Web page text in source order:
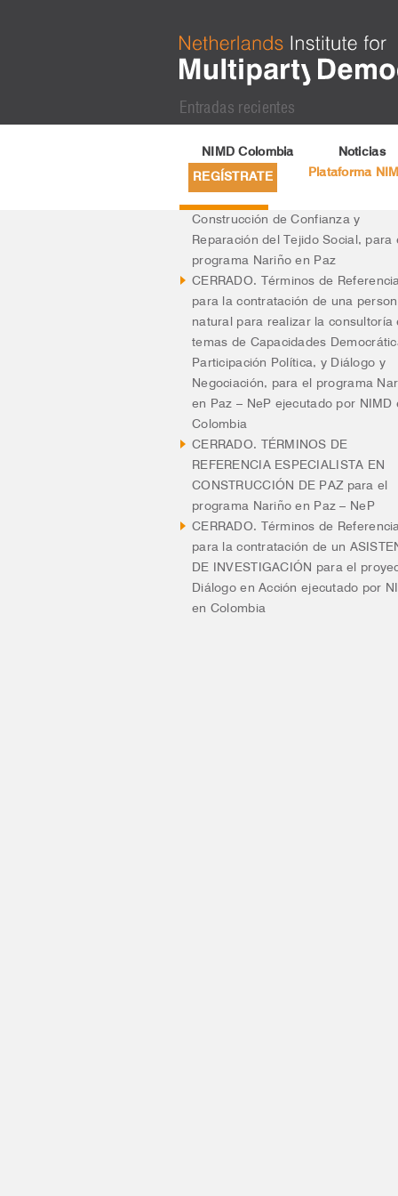
NIMD Colombia
Noticias
REGÍSTRATE
Plataforma
Entradas recientes
Términos de Referencia para la
contratación de una persona
Construcción de Confianza y
Reparación del Tejido Social, para
programa Nariño en Paz
CERRADO. Términos de
para la contratación de una
natural para realizar la consultoría
temas de Capacidades
Participación Política, y Diálogo y
Negociación, para el programa
en Paz – NeP ejecutado por NIMD
Colombia
CERRADO. TÉRMINOS DE
REFERENCIA ESPECIALISTA EN
CONSTRUCCIÓN DE PAZ para el
programa Nariño en Paz – NeP
CERRADO. Términos de
para la contratación de un
DE INVESTIGACIÓN para el
Diálogo en Acción ejecutado por
en Colombia